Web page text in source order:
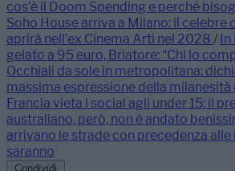
cos’è il Doom Spending e perché
Soho House arriva a Milano: il celebre
aprirà nell’ex Cinema Arti nel 2028 / In
gelato a 95 euro, Briatore: “Chi lo
Occhiali da sole in metropolitana:
massima espressione della
Francia vieta i social agli under 15: il
australiano, però, non è andato
arrivano le strade con precedenza
saranno
Condividi